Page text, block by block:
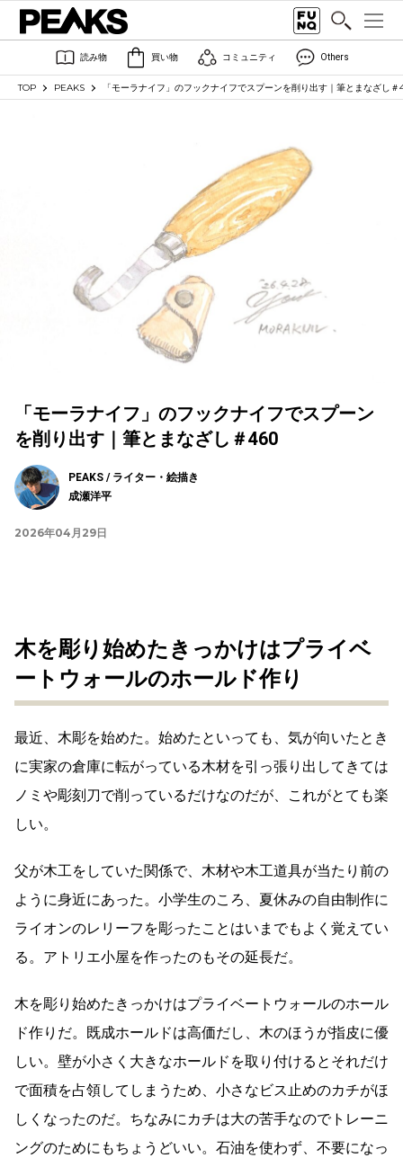
読み物 買い物 コミュニティ Others
TOP PEAKS 「モーラナイフ」のフックナイフでスプーンを削り出す｜筆とまなざし＃
「モーラナイフ」のフックナイフでスプーン
を削り出す｜筆とまなざし＃460
PEAKS / ライター・絵描き
成瀬洋平
2026年04月29日
木を彫り始めたきっかけはプライベ
ートウォールのホールド作り
最近、木彫を始めた。始めたといっても、気が向いたとき
に実家の倉庫に転がっている木材を引っ張り出してきては
ノミや彫刻刀で削っているだけなのだが、これがとても楽
しい。
父が木工をしていた関係で、木材や木工道具が当たり前の
ように身近にあった。小学生のころ、夏休みの自由制作に
ライオンのレリーフを彫ったことはいまでもよく覚えてい
る。アトリエ小屋を作ったのもその延長だ。
木を彫り始めたきっかけはプライベートウォールのホール
ド作りだ。既成ホールドは高価だし、木のほうが指皮に優
しい。壁が小さく大きなホールドを取り付けるとそれだけ
で面積を占領してしまうため、小さなビス止めのカチがほ
しくなったのだ。ちなみにカチは大の苦手なのでトレーニ
ングのためにもちょうどいい。石油を使わず、不要になっ